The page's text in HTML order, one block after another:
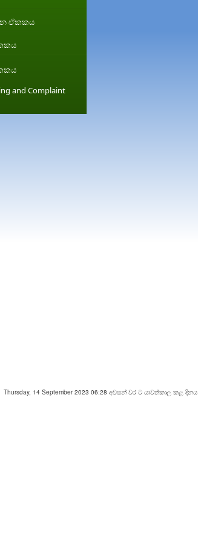
ඒකකය
and Complaint
Thursday, 14 September 2023 06:28 අවසන් වර ට යාවත්කාල කළ දිනය